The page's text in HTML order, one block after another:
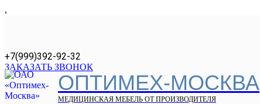
,
+7(999)392-92-32
ЗАКАЗАТЬ ЗВОНОК
ОПТИМЕХ-МОСКВА
МЕДИЦИНСКАЯ МЕБЕЛЬ ОТ ПРОИЗВОДИТЕЛЯ